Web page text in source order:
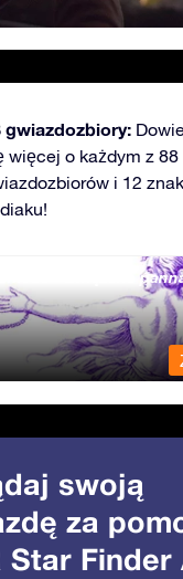
gwiazdozbiory:
więcej o każdym z 88
i 12
- Związana
swoją
za
Star Finder